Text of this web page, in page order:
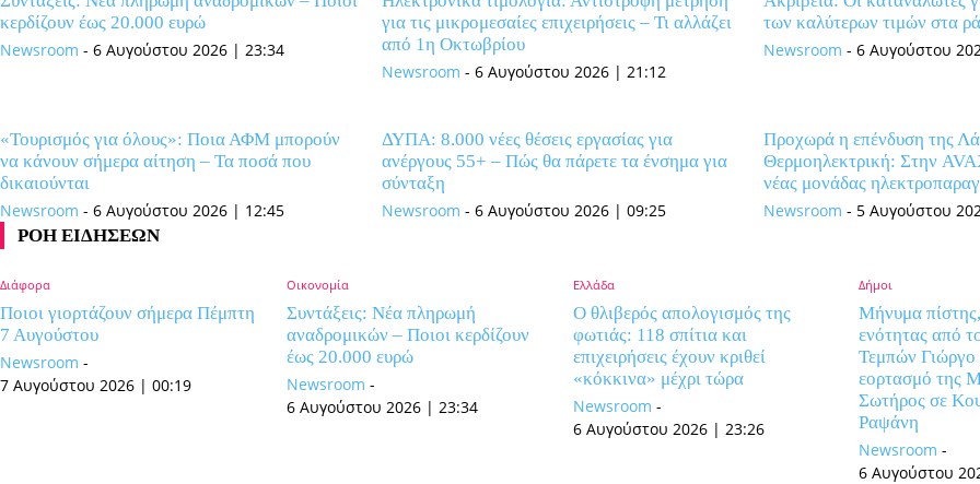
κερδίζουν έως 20.000 ευρώ
Newsroom - 6 Αυγούστου 2026 | 23:34
για τις μικρομεσαίες επιχειρήσεις – Τι αλλάζει
από 1η Οκτωβρίου
Newsroom - 6 Αυγούστου 2026 | 21:12
των καλύτερων τιμών στα
Newsroom - 6 Αυγούστου
«Τουρισμός για όλους»: Ποια ΑΦΜ μπορούν
να κάνουν σήμερα αίτηση – Τα ποσά που
δικαιούνται
Newsroom - 6 Αυγούστου 2026 | 12:45
ΔΥΠΑ: 8.000 νέες θέσεις εργασίας για
ανέργους 55+ – Πώς θα πάρετε τα ένσημα για
σύνταξη
Newsroom - 6 Αυγούστου 2026 | 09:25
Προχωρά η επένδυση της
Θερμοηλεκτρική: Στην
νέας μονάδας
Newsroom - 5 Αυγούστου
ΡΟΗ ΕΙΔΗΣΕΩΝ
Διάφορα
Ποιοι γιορτάζουν σήμερα Πέμπτη
7 Αυγούστου
Newsroom -
7 Αυγούστου 2026 | 00:19
Οικονομία
Συντάξεις: Νέα πληρωμή
αναδρομικών – Ποιοι κερδίζουν
έως 20.000 ευρώ
Newsroom -
6 Αυγούστου 2026 | 23:34
Ελλάδα
Ο θλιβερός απολογισμός της
φωτιάς: 118 σπίτια και
επιχειρήσεις έχουν κριθεί
«κόκκινα» μέχρι τώρα
Newsroom -
6 Αυγούστου 2026 | 23:26
Δήμοι
Μήνυμα
ενότητας από
Τεμπών
εορτασμό της
Σωτήρος σε
Ραψάνη
Newsroom -
6 Αυγούστου